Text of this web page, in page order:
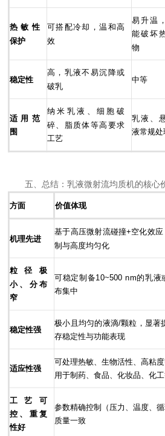
热敏性
保护
可搭配冷却，温和高
效
易升温
能破坏
物
稳定性
高，乳液不易沉降或
破乳
中等
适用范
围
纳米乳液、细胞破
碎、脂质体等高要求
工艺
乳液、
液常规处
五、总结：乳液微射流均质机的核心
方面 价值体现
机理先进
基于高压微射流碰撞+空化效
制与高度均匀化
粒径极
小、分布
窄
可稳定制备10~500 nm的乳液
布集中
稳定性强
极小且均匀的液滴/颗粒，显著
存稳定性与功能表现
适应性强
可处理热敏、生物活性、高粘
用于制药、食品、化妆品、化
工艺可
控、重复
性好
参数精确控制（压力、温度、
质量一致